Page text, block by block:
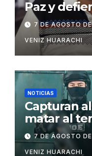
Paz y
7 DE AGOSTO
VENIZ HUARACHI
NOTICIAS
Capturan
matar al
San Matías
7 DE AGOSTO
VENIZ HUARACHI